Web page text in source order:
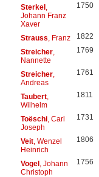
Sterkel,
Johann Franz
Xaver
1750
Strauss , Franz 1822
Streicher,
Nannette
1769
Streicher,
Andreas
1761
Taubert,
Wilhelm
1811
Toëschi, Carl
Joseph
1731
Veit, Wenzel
Heinrich
1806
Vogel, Johann
Christoph
1756